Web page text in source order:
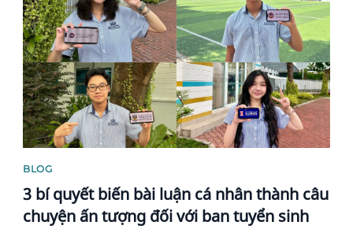
BLOG
3 bí quyết biến bài luận cá nhân thành câu
chuyện ấn tượng đối với ban tuyển sinh